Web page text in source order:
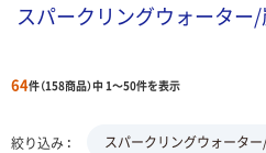
スパークリングウォーター/
64件（158商品）中 1～50件を表示
絞り込み スパークリングウォーター